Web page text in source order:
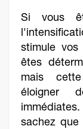
Si vous
stimule vos
êtes
mais
éloigner
sachez que